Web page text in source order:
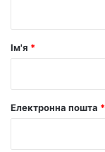
рІм'я *
Електронна пошта *